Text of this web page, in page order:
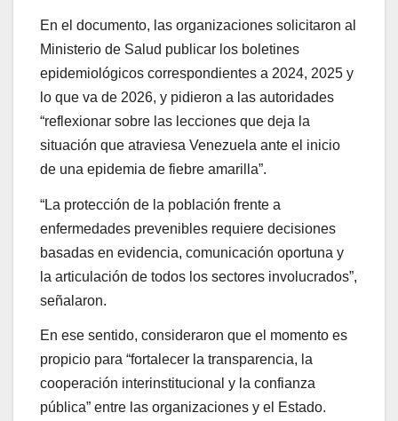
En el documento, las organizaciones solicitaron al
Ministerio de Salud publicar los boletines
epidemiológicos correspondientes a 2024, 2025 y
lo que va de 2026, y pidieron a las autoridades
“reflexionar sobre las lecciones que deja la
situación que atraviesa Venezuela ante el inicio
de una epidemia de fiebre amarilla”.
“La protección de la población frente a
enfermedades prevenibles requiere decisiones
basadas en evidencia, comunicación oportuna y
la articulación de todos los sectores involucrados”,
señalaron.
En ese sentido, consideraron que el momento es
propicio para “fortalecer la transparencia, la
cooperación interinstitucional y la confianza
pública” entre las organizaciones y el Estado.